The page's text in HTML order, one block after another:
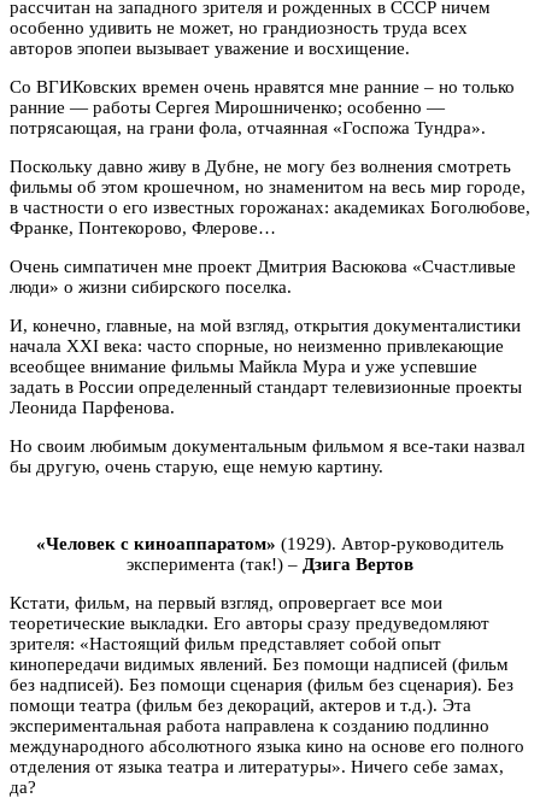
рассчитан на западного зрителя и рожденных в СССР ничем
особенно удивить не может, но грандиозность труда всех
авторов эпопеи вызывает уважение и восхищение.
Со ВГИКовских времен очень нравятся мне ранние – но только
ранние — работы Сергея Мирошниченко; особенно —
потрясающая, на грани фола, отчаянная «Госпожа Тундра».
Поскольку давно живу в Дубне, не могу без волнения смотреть
фильмы об этом крошечном, но знаменитом на весь мир городе,
в частности о его известных горожанах: академиках Боголюбове,
Франке, Понтекорово, Флерове…
Очень симпатичен мне проект Дмитрия Васюкова «Счастливые
люди» о жизни сибирского поселка.
И, конечно, главные, на мой взгляд, открытия документалистики
начала XXI века: часто спорные, но неизменно привлекающие
всеобщее внимание фильмы Майкла Мура и уже успевшие
задать в России определенный стандарт телевизионные проекты
Леонида Парфенова.
Но своим любимым документальным фильмом я все-таки назвал
бы другую, очень старую, еще немую картину.
«Человек с киноаппаратом» (1929). Автор-руководитель
эксперимента (так!) – Дзига Вертов
Кстати, фильм, на первый взгляд, опровергает все мои
теоретические выкладки. Его авторы сразу предуведомляют
зрителя: «Настоящий фильм представляет собой опыт
кинопередачи видимых явлений. Без помощи надписей (фильм
без надписей). Без помощи сценария (фильм без сценария). Без
помощи театра (фильм без декораций, актеров и т.д.). Эта
экспериментальная работа направлена к созданию подлинно
международного абсолютного языка кино на основе его полного
отделения от языка театра и литературы». Ничего себе замах,
да?